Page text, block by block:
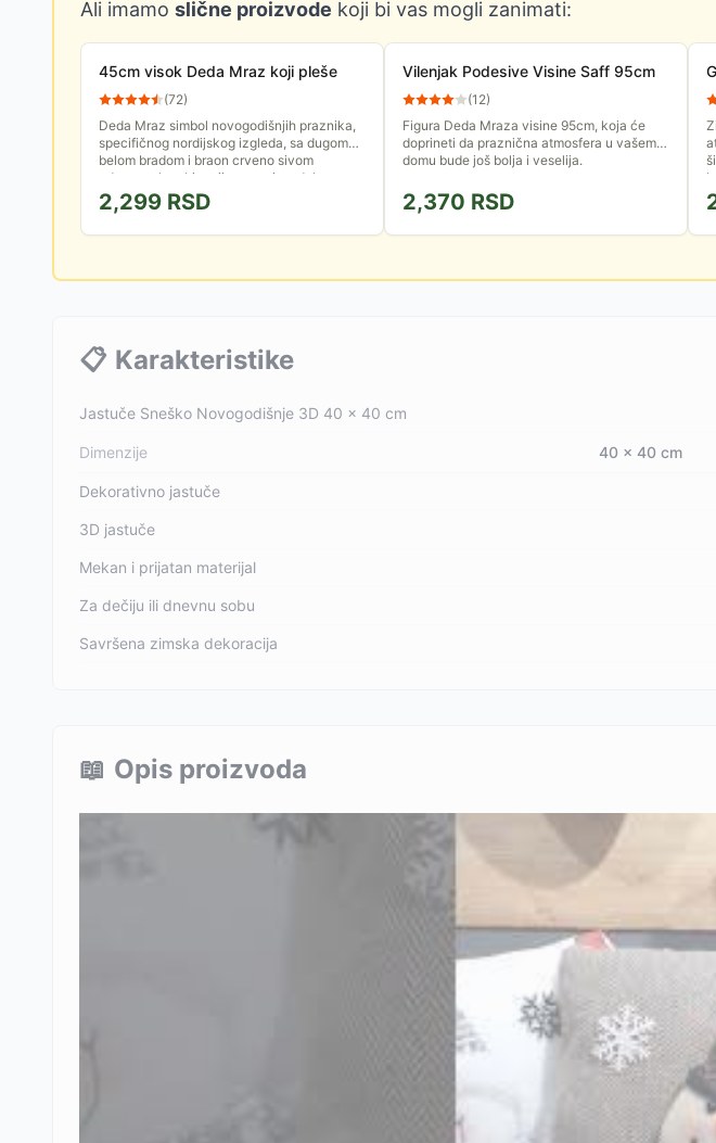
Ali imamo slične proizvode koji bi vas mogli zanimati:
45cm visok Deda Mraz koji pleše
(72)
Deda Mraz simbol novogodišnjih praznika,
specifičnog nordijskog izgleda, sa dugom
belom bradom i braon crveno sivom
odevnom kombinacijom, ovaj model...
2,299 RSD
Vilenjak Podesive Visine Saff 95cm
(12)
Figura Deda Mraza visine 95cm, koja će
doprineti da praznična atmosfera u vašem
domu bude još bolja i veselija.
2,370 RSD
📋 Karakteristike
Jastuče Sneško Novogodišnje 3D 40 x 40 cm
Dimenzije 40 x 40 cm
Dekorativno jastuče
3D jastuče
Mekan i prijatan materijal
Za dečiju ili dnevnu sobu
Savršena zimska dekoracija
📖 Opis proizvoda